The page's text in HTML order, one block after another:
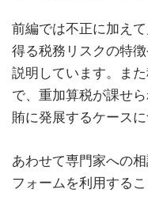
前編では不正に加え
得る税務リスクの特
説明しています。ま
で、重加算税が課せ
賄に発展するケース
あわせて専門家への
フォームを利用する